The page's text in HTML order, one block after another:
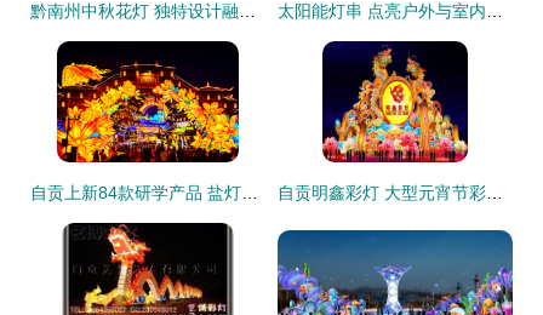
黔南州中秋花灯 独特设计融合民族风情，传承与创新并重 太阳能灯串 点亮户外与室内的环保之美——从生产到价格全解析
自贡上新84款研学产品 盐灯非遗与航空科创引领春假新热潮 自贡明鑫彩灯 大型元宵节彩灯中的匠心与艺术